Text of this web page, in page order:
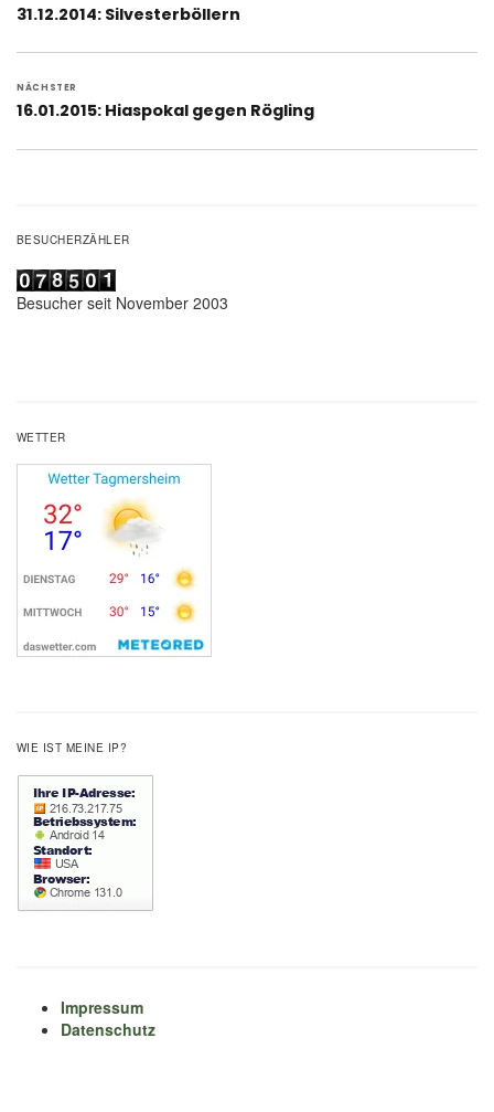
Vorheriger
31.12.2014: Silvesterböllern
NÄCHSTER
Nächster
16.01.2015: Hiaspokal gegen Rögling
BESUCHERZÄHLER
Besucher seit November 2003
WETTER
WIE IST MEINE IP?
Impressum
Datenschutz